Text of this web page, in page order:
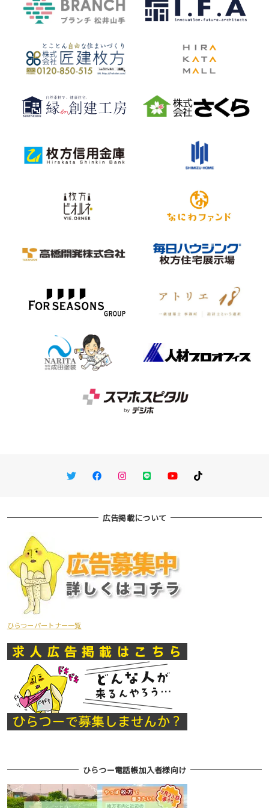
TwitterFacebookInstagram
LINE You TubeTikTok
広告掲載について
ひらつーパートナー一覧
ひらつー電話帳加入者様向け